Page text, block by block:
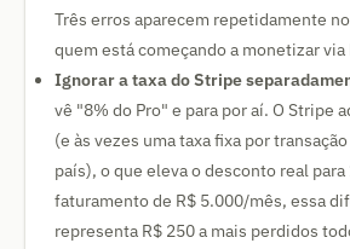
Três erros aparecem repetidamente
quem está começando a monetizar via
Ignorar a taxa do Stripe
vê "8% do Pro" e para por aí. O Stripe
(e às vezes uma taxa fixa por
país), o que eleva o desconto real para
faturamento de R$ 5.000/mês, essa
representa R$ 250 a mais perdidos